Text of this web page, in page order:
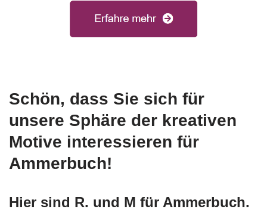
Schön, dass Sie sich für
unsere Sphäre der kreativen
Motive interessieren für
Ammerbuch!
Hier sind R. und M für Ammerbuch.